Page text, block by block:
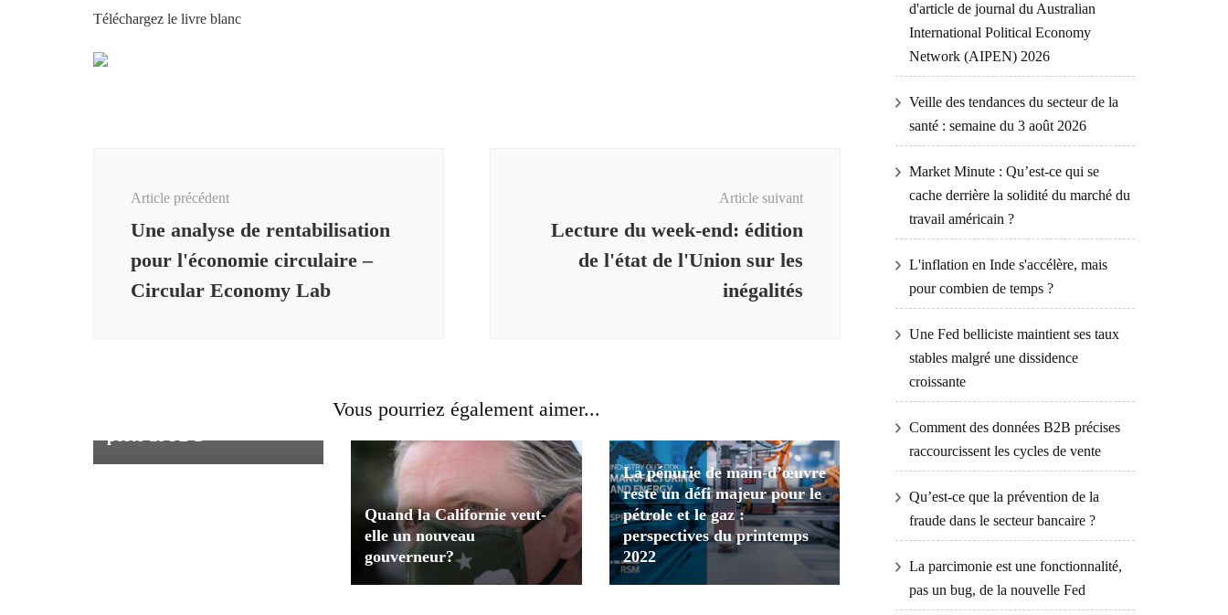
Téléchargez le livre blanc
Article précédent
Une analyse de rentabilisation
pour l'économie circulaire –
Circular Economy Lab
Article suivant
Lecture du week-end: édition
de l'état de l'Union sur les
inégalités
Vous pourriez également aimer...
poste de PDG
Quand la Californie veut-
elle un nouveau
gouverneur?
La pénurie de main-d’œuvre
reste un défi majeur pour le
pétrole et le gaz :
perspectives du printemps
2022
d'article de journal du Australian
International Political Economy
Network (AIPEN) 2026
Veille des tendances du secteur de la
santé : semaine du 3 août 2026
Market Minute : Qu’est-ce qui se
cache derrière la solidité du marché du
travail américain ?
L'inflation en Inde s'accélère, mais
pour combien de temps ?
Une Fed belliciste maintient ses taux
stables malgré une dissidence
croissante
Comment des données B2B précises
raccourcissent les cycles de vente
Qu’est-ce que la prévention de la
fraude dans le secteur bancaire ?
La parcimonie est une fonctionnalité,
pas un bug, de la nouvelle Fed